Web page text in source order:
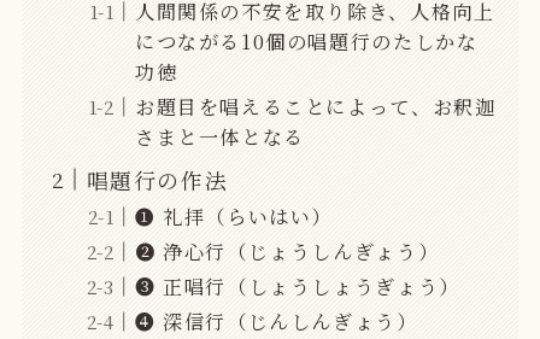
人間関係の不安を取り除き、人格向上
につながる10個の唱題行のたしかな
功徳
お題目を唱えることによって、お釈迦
さまと一体となる
唱題行の作法
➊ 礼拝（らいはい）
➋ 浄心行（じょうしんぎょう）
➌ 正唱行（しょうしょうぎょう）
➍ 深信行（じんしんぎょう）